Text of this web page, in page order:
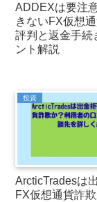
ADDEXは要注
きないFX仮想
評判と返金手続
ント解説
投資
ArcticTradesは
FX仮想通貨詐